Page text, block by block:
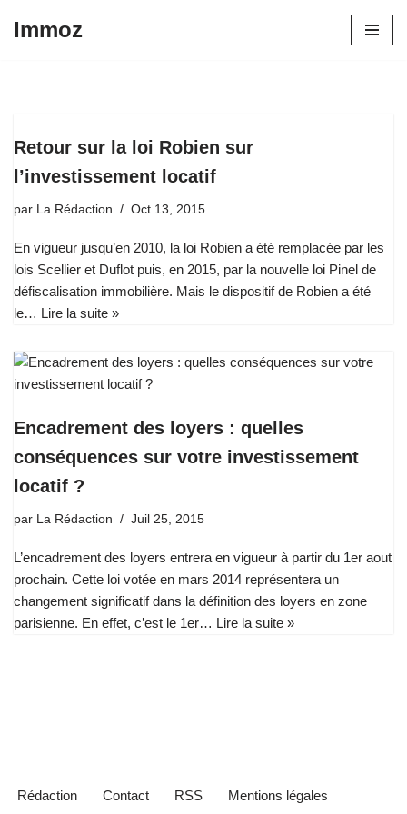
Immoz
Retour sur la loi Robien sur
l’investissement locatif
par La Rédaction Oct 13, 2015
En vigueur jusqu’en 2010, la loi Robien a été remplacée par les
lois Scellier et Duflot puis, en 2015, par la nouvelle loi Pinel de
défiscalisation immobilière. Mais le dispositif de Robien a été
le… Lire la suite »
Encadrement des loyers : quelles
conséquences sur votre investissement
locatif ?
par La Rédaction Juil 25, 2015
L’encadrement des loyers entrera en vigueur à partir du 1er aout
prochain. Cette loi votée en mars 2014 représentera un
changement significatif dans la définition des loyers en zone
parisienne. En effet, c’est le 1er… Lire la suite »
Rédaction Contact RSS Mentions légales